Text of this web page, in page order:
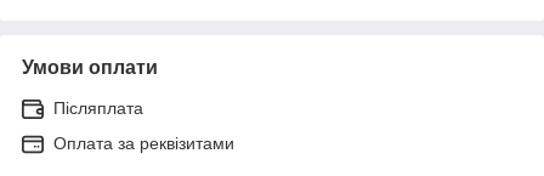
Умови оплати
Післяплата
Оплата за реквізитами